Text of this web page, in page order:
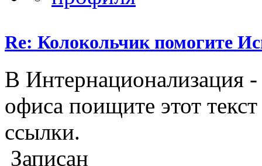
Re: Колокольчик помогите
В Интернационализация
офиса поищите этот
ссылки.
Записан